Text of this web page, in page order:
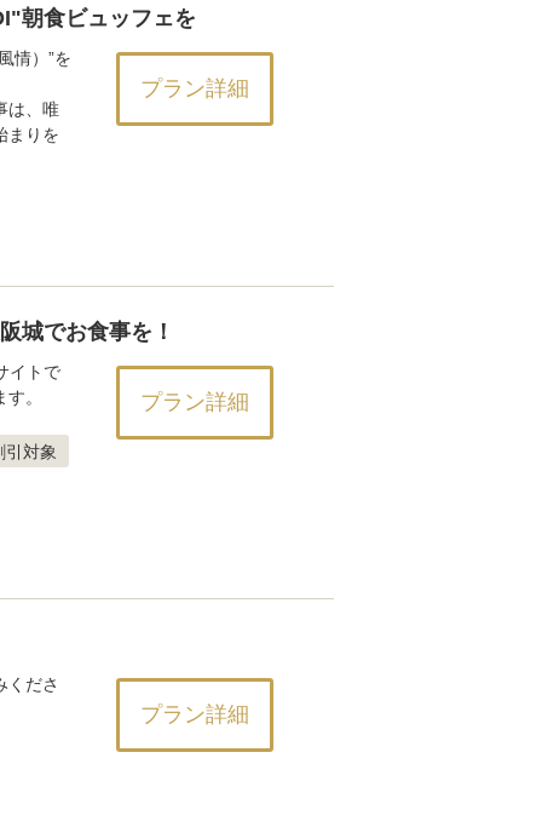
朝食ビュッフェを
情）”を
は、唯
まりを
プラン詳細
城でお食事を！
イトで
。
引対象
プラン詳細
くださ
プラン詳細